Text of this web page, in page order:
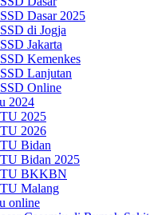
Dasar 2025
di Jogja
Jakarta
Kemenkes
Lanjutan
Online
2024
2025
2026
Bidan
Bidan 2025
BKKBN
Malang
online